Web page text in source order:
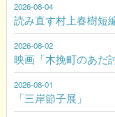
2026-08-04
読み直す村上春樹短
2026-08-02
映画「木挽町のあだ
2026-08-01
「三岸節子展」